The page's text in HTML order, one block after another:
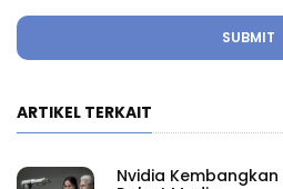
SUBMIT
ARTIKEL TERKAIT
Nvidia